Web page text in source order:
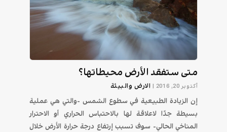
متى ستفقد الأرض محيطاتها؟
أكتوبر 20, 2016 | الارض والبيئة
إن الزيادة الطبيعية في سطوع الشمس -والتي هي عملية
بسيطة جدًا لاعلاقة لها بالاحتباس الحراري أو الاحترار
المناخي الحالي- سوف تسبب إرتفاع درجة حرارة الأرض خلال